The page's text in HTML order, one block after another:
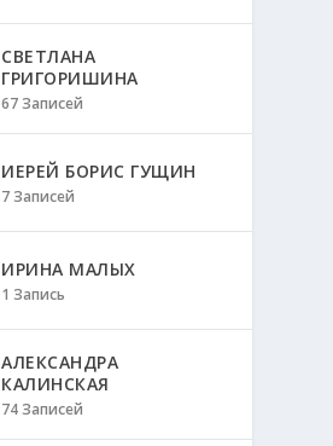
СВЕТЛАНА
ГРИГОРИШИНА
67 Записей
ИЕРЕЙ БОРИС ГУЩИН
7 Записей
ИРИНА МАЛЫХ
1 Запись
АЛЕКСАНДРА
КАЛИНСКАЯ
74 Записей